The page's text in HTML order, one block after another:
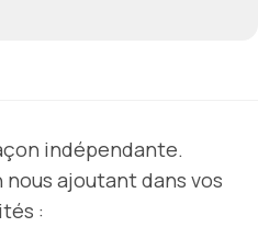
indépendante.
ajoutant dans vos
: